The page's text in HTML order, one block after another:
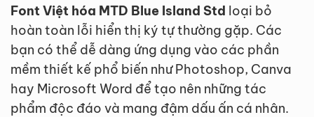
Font Việt hóa MTD Blue Island Std loại bỏ
hoàn toàn lỗi hiển thị ký tự thường gặp. Các
bạn có thể dễ dàng ứng dụng vào các phần
mềm thiết kế phổ biến như Photoshop, Canva
hay Microsoft Word để tạo nên những tác
phẩm độc đáo và mang đậm dấu ấn cá nhân.